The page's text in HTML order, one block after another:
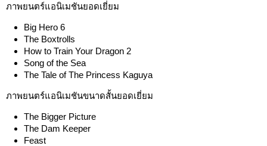
ภาพยนตร์แอนิเมชันยอดเยี่ยม
Big Hero 6
The Boxtrolls
How to Train Your Dragon 2
Song of the Sea
The Tale of The Princess Kaguya
ภาพยนตร์แอนิเมชันขนาดสั้นยอดเยี่ยม
The Bigger Picture
The Dam Keeper
Feast